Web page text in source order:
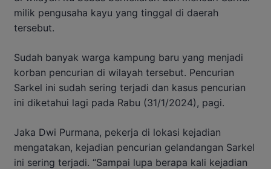
milik pengusaha kayu yang tinggal di daerah
tersebut.
Sudah banyak warga kampung baru yang menjadi
korban pencurian di wilayah tersebut. Pencurian
Sarkel ini sudah sering terjadi dan kasus pencurian
ini diketahui lagi pada Rabu (31/1/2024), pagi.
Jaka Dwi Purmana, pekerja di lokasi kejadian
mengatakan, kejadian pencurian gelandangan Sarkel
ini sering terjadi. “Sampai lupa berapa kali kejadian